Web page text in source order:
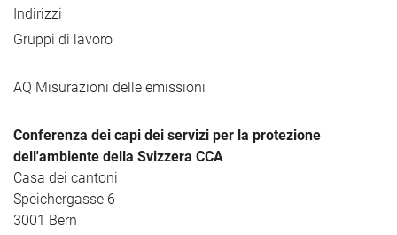
Indirizzi
Gruppi di lavoro
AQ Misurazioni delle emissioni
Conferenza dei capi dei servizi per la protezione
dell'ambiente della Svizzera CCA
Casa dei cantoni
Speichergasse 6
3001 Bern